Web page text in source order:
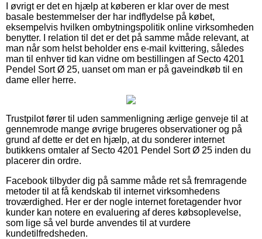
I øvrigt er det en hjælp at køberen er klar over de mest
basale bestemmelser der har indflydelse på købet,
eksempelvis hvilken ombytningspolitik online virksomheden
benytter. I relation til det er det på samme måde relevant, at
man når som helst beholder ens e-mail kvittering, således
man til enhver tid kan vidne om bestillingen af Secto 4201
Pendel Sort Ø 25, uanset om man er på gaveindkøb til en
dame eller herre.
Trustpilot fører til uden sammenligning ærlige genveje til at
gennemrode mange øvrige brugeres observationer og på
grund af dette er det en hjælp, at du sonderer internet
butikkens omtaler af Secto 4201 Pendel Sort Ø 25 inden du
placerer din ordre.
Facebook tilbyder dig på samme måde ret så fremragende
metoder til at få kendskab til internet virksomhedens
troværdighed. Her er der nogle internet foretagender hvor
kunder kan notere en evaluering af deres købsoplevelse,
som lige så vel burde anvendes til at vurdere
kundetilfredsheden.